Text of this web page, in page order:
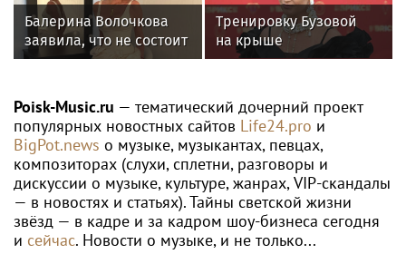
Балерина Волочкова
заявила, что не состоит
в отношениях с
Тренировку Бузовой
на крыше
в тридцатиградусную
Poisk-Music.ru — тематический дочерний проект
популярных новостных сайтов Life24.pro и
BigPot.news о музыке, музыкантах, певцах,
композиторах (слухи, сплетни, разговоры и
дискуссии о музыке, культуре, жанрах, VIP-скандалы
— в новостях и статьях). Тайны светской жизни
звёзд — в кадре и за кадром шоу-бизнеса сегодня
и сейчас. Новости о музыке, и не только...